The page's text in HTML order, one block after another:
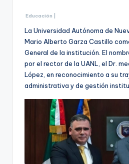
Educación |
La Universidad Autónoma de
Mario Alberto Garza Castillo
General de la institución. El
por el rector de la UANL, el Dr.
López, en reconocimiento a su
administrativa y de gestión